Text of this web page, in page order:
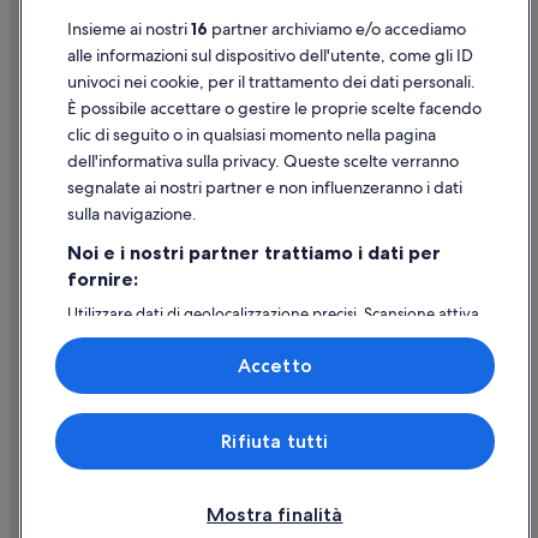
Inghilterra: Hotel con servizi business
Inghilterra: Hotel all inclusive
Inghilterra: Hotel sulla neve
Inghilterra: Hotel per fare shopping
Inghilterra: Resort e hotel con spa
Inghilterra: Hotel con animali ammessi
London City Centre: Hotel all inclusive
Pinacoteca National Portrait Gallery: hotel nelle vicinanze
Admiralty Arch: hotel nelle vicinanze
Greater London: hotel
Trafalgar Square: hotel nelle vicinanze
Covent Garden: hotel
Supporto
Assistenza clienti
Contattaci
Come cancellare un volo
Come modificare la prenotazione di un hotel o una casa vacanze
Utilizzare un coupon Expedia
Documenti per i viaggi internazionali
© 2026 Expedia, Inc., una società di Expedia Group. Tutti i diritti riservati.
Expedia e il logo di Expedia sono marchi registrati o marchi di Expedia,
Insieme ai nostri16 partner archiviamo e/o accediamo
alle informazioni sul dispositivo dell'utente, come gli ID
univoci nei cookie, per il trattamento dei dati personali.
È possibile accettare o gestire le proprie scelte facendo
clic di seguito o in qualsiasi momento nella pagina
dell'informativa sulla privacy. Queste scelte verranno
segnalate ai nostri partner e non influenzeranno i dati
sulla navigazione.
Noi e i nostri partner trattiamo i dati per
fornire:
Utilizzare dati di geolocalizzazione precisi. Scansione attiva
delle caratteristiche del dispositivo ai fini
dell’identificazione. Archiviare informazioni su dispositivo
e/o accedervi. Pubblicità e contenuti personalizzati,
misurazione delle prestazioni dei contenuti e degli
annunci, ricerche sul pubblico, sviluppo di servizi.
Elenco dei partner (fornitori)
Mostra finalità
Rifiuta tutti
Accetto